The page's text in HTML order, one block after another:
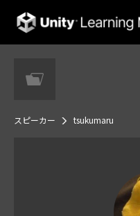
Unity Learning Materials
スピーカー tsukumaru